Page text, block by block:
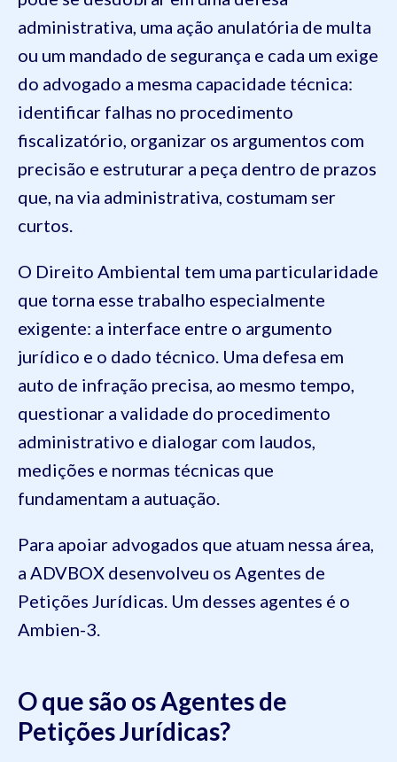
administrativa, uma ação anulatória de multa
ou um mandado de segurança e cada um exige
do advogado a mesma capacidade técnica:
identificar falhas no procedimento
fiscalizatório, organizar os argumentos com
precisão e estruturar a peça dentro de prazos
que, na via administrativa, costumam ser
curtos.
O Direito Ambiental tem uma particularidade
que torna esse trabalho especialmente
exigente: a interface entre o argumento
jurídico e o dado técnico. Uma defesa em
auto de infração precisa, ao mesmo tempo,
questionar a validade do procedimento
administrativo e dialogar com laudos,
medições e normas técnicas que
fundamentam a autuação.
Para apoiar advogados que atuam nessa área,
a ADVBOX desenvolveu os Agentes de
Petições Jurídicas. Um desses agentes é o
Ambien-3.
O que são os Agentes de
Petições Jurídicas?